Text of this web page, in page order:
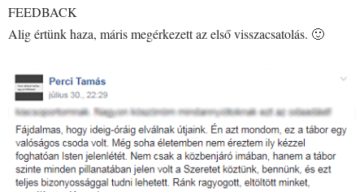
FEEDBACK
Alig értünk haza, máris megérkezett az első visszacsatolás. 🙂